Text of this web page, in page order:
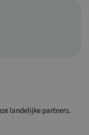
landelijke partners.